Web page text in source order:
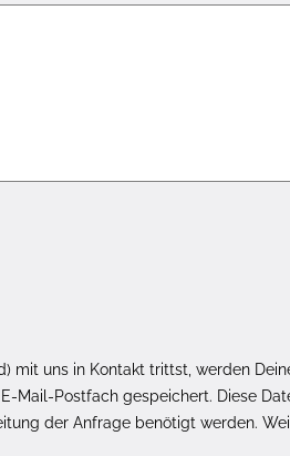
mit uns in Kontakt trittst, werden
Mail-Postfach gespeichert. Diese
der Anfrage benötigt werden.